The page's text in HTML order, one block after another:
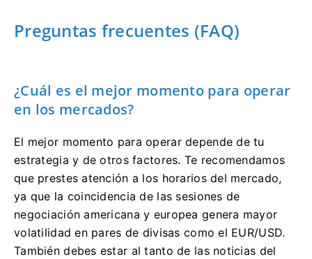
Preguntas frecuentes (FAQ)
¿Cuál es el mejor momento para operar
en los mercados?
El mejor momento para operar depende de tu
estrategia y de otros factores. Te recomendamos
que prestes atención a los horarios del mercado,
ya que la coincidencia de las sesiones de
negociación americana y europea genera mayor
volatilidad en pares de divisas como el EUR/USD.
También debes estar al tanto de las noticias del